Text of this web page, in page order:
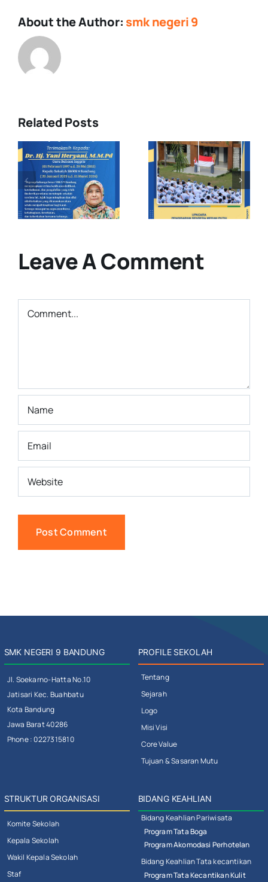
About the Author: smk negeri 9
Related Posts
Upacara
Pengibaran
Bendera
Merah Putih
: Raih lah
Visi atau
Masa Depan
di MPLS
Jawa Barat
Bandung
Leave A Comment
Comment
SMK NEGERI 9 BANDUNG
Jl. Soekarno-Hatta No.10
Jatisari Kec. Buahbatu
Kota Bandung
Jawa Barat 40286
Phone : 0227315810
PROFILE SEKOLAH
Tentang
Sejarah
Logo
Misi Visi
Core Value
Tujuan & Sasaran Mutu
STRUKTUR ORGANISASI
Komite Sekolah
Kepala Sekolah
Wakil Kepala Sekolah
Staf
BIDANG KEAHLIAN
Bidang Keahlian Pariwisata
Program Tata Boga
Program Akomodasi Perhotelan
Bidang Keahlian Tata kecantikan
Program Tata Kecantikan Kulit